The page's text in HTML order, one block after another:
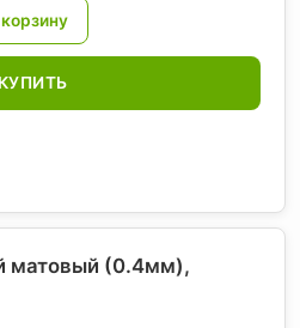
КУПИТЬ
матовый (0.4мм),